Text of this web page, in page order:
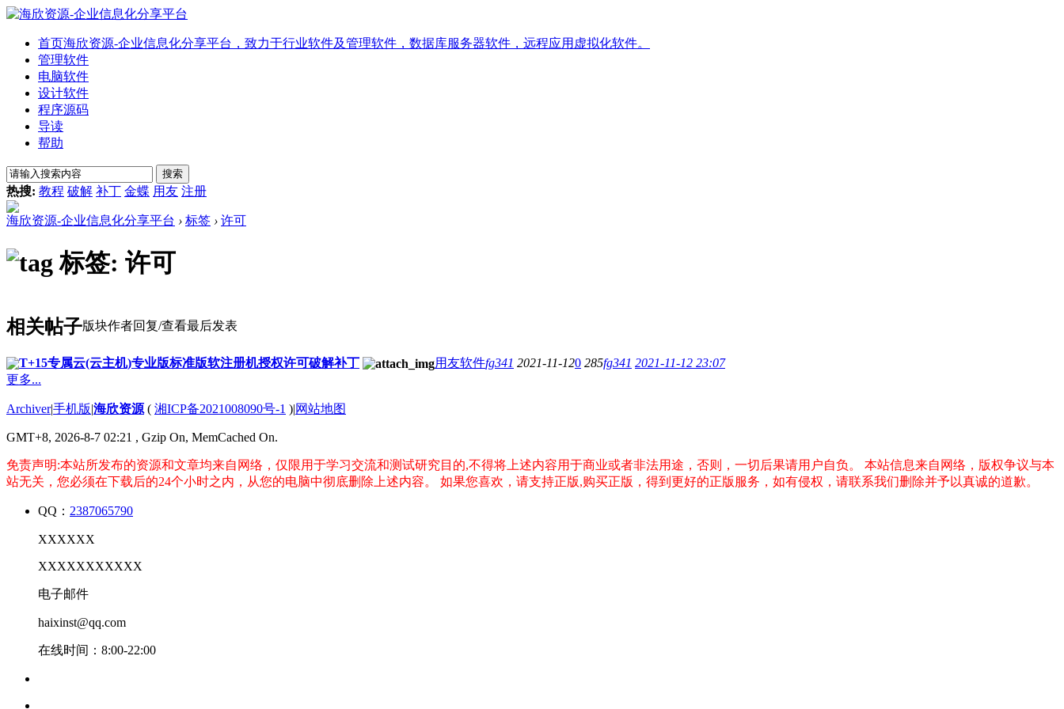
首页海欣资源-企业信息化分享平台，致力于行业软件及管理软件，数据库服务器软件，远程应用虚拟化软件。
管理软件
电脑软件
设计软件
程序源码
导读
帮助
搜索
热搜: 教程 破解 补丁 金蝶 用友 注册
海欣资源-企业信息化分享平台 › 标签 › 许可
标签: 许可
相关帖子版块作者回复/查看最后发表
T+15专属云(云主机)专业版标准版软注册机授权许可破解补丁 用友软件fg341 2021-11-120 285fg341 2021-11-12 23:07
更多...
Archiver|手机版|海欣资源 ( 湘ICP备2021008090号-1 )|网站地图
GMT+8, 2026-8-7 02:21 , Gzip On, MemCached On.
免责声明:本站所发布的资源和文章均来自网络，仅限用于学习交流和测试研究目的,不得将上述内容用于商业或者非法用途，否则，一切后果请用户自负。
本站信息来自网络，版权争议与本
站无关，您必须在下载后的24个小时之内，从您的电脑中彻底删除上述内容。
如果您喜欢，请支持正版,购买正版，得到更好的正版服务，如有侵权，请联系我们删除并予以真诚的道歉。
QQ： 2387065790
XXXXXX
XXXXXXXXXXX
电子邮件
haixinst@qq.com
在线时间：8:00-22:00